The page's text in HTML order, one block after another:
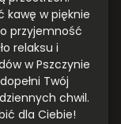
kawę w pięknie
przyjemność
relaksu i
w Pszczynie
Twój
chwil.
dla Ciebie!